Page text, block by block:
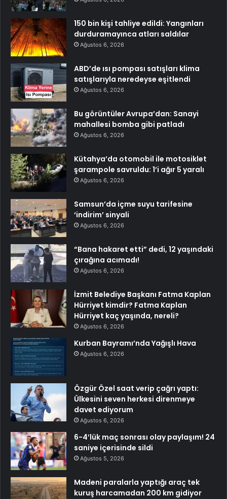
150 bin kişi tahliye edildi: Yangınları
durduramayınca atları saldılar
Ağustos 6, 2026
ABD’de ısı pompası satışları klima
satışlarıyla neredeyse eşitlendi
Ağustos 6, 2026
Bu görüntüler Avrupa’dan: Sanayi
mahallesi bomba gibi patladı
Ağustos 6, 2026
Kütahya’da otomobil ile motosiklet
şarampole savruldu: 1’i ağır 5 yaralı
Ağustos 6, 2026
Samsun’da içme suyu tarifesine
‘indirim’ sinyali
Ağustos 6, 2026
“Bana hakaret etti” dedi, 12 yaşındaki
çırağına acımadı!
Ağustos 6, 2026
İzmit Belediye Başkanı Fatma Kaplan
Hürriyet kimdir? Fatma Kaplan
Hürriyet kaç yaşında, nereli?
Ağustos 6, 2026
Kurban Bayramı’nda Yağışlı Hava
Ağustos 6, 2026
Özgür Özel saat verip çağrı yaptı:
Ülkesini seven herkesi direnmeye
davet ediyorum
Ağustos 6, 2026
6-4’lük maç sonrası olay paylaşım! 24
saniye içerisinde sildi
Ağustos 5, 2026
Madeni paralarla yaptığı araç tek
kuruş harcamadan 200 km gidiyor